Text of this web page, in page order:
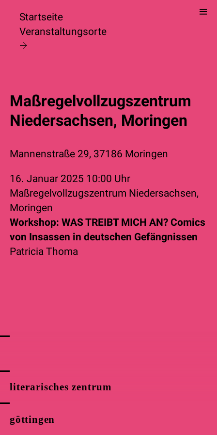
literarisches zentrum
göttingen
Startseite
Veranstaltungsorte
Maßregelvollzugszentrum
Niedersachsen, Moringen
Mannenstraße 29, 37186 Moringen
16. Januar 2025 10:00 Uhr
Maßregelvollzugszentrum Niedersachsen,
Moringen
Workshop: WAS TREIBT MICH AN? Comics
von Insassen in deutschen Gefängnissen
Patricia Thoma